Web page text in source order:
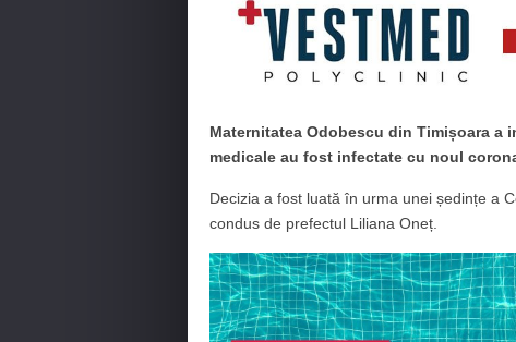
Maternitatea Odobescu din Timișoara a
medicale au fost infectate cu noul
Decizia a fost luată în urma unei ședințe a
condus de prefectul Liliana Oneț.